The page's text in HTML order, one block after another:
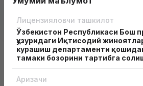
Лицензияловчи ташкилот
Ўзбекистон Республикаси Бош
ҳузуридаги Иқтисодий
курашиш департаменти
тамаки бозорини тартибга
Аризачи